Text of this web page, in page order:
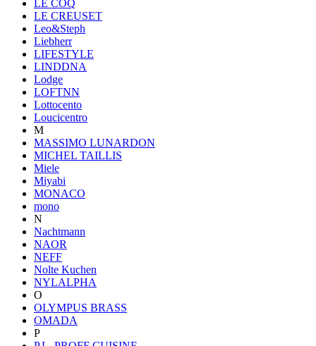
LE COQ
LE CREUSET
Leo&Steph
Liebherr
LIFESTYLE
LINDDNA
Lodge
LOFTNN
Lottocento
Loucicentro
M
MASSIMO LUNARDON
MICHEL TAILLIS
Miele
Miyabi
MONACO
mono
N
Nachtmann
NAOR
NEFF
Nolte Kuchen
NYLALPHA
O
OLYMPUS BRASS
OMADA
P